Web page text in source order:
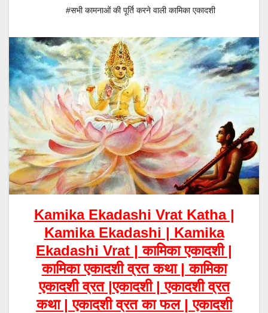
#सभी कामनाओं की पूर्ति करने वाली कामिका एकादशी
Kamika Ekadashi Vrat Katha |
Kamika Ekadashi | Kamika
Ekadashi Vrat | कामिका एकादशी |
कामिका एकादशी व्रत कथा | कामिका
एकादशी व्रत |एकादशी | एकादशी व्रत
कथा | एकादशी व्रत का फल | एकादशी